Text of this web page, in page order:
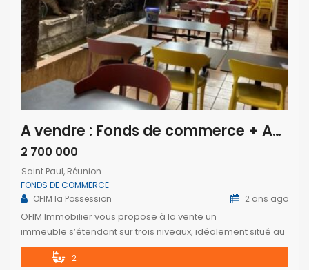
A vendre : Fonds de commerce + Appartement T3 en plein centre ville de Saint-Paul
2 700 000
Saint Paul, Réunion
FONDS DE COMMERCE
OFIM la Possession
2 ans ago
OFIM Immobilier vous propose à la vente un
immeuble s’étendant sur trois niveaux, idéalement situé au
cœur de Saint-Paul. Au rez-de-chaussée, découvrez un
fonds de commerce restaurant de 320 m². Le premier
2